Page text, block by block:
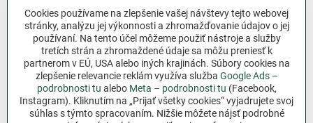
Všetko o nákupe
Ďakujeme za podporu
Sme slovenský e-shop bez dotácií​. Fungujeme len
vďaka vám – ľuďom, ktorí veria v poctivú prácu a
lásku k pôde​. Každý nákup na Jutro​.sk nám pomáha
pokračovať v tom, čo má zmysel – pomáhať
Cookies používame na zlepšenie vašej návštevy tejto webovej
stránky, analýzu jej výkonnosti a zhromažďovanie údajov o jej
používaní. Na tento účel môžeme použiť nástroje a služby
tretích strán a zhromaždené údaje sa môžu preniesť k
partnerom v EÚ, USA alebo iných krajinách. Súbory cookies na
zlepšenie relevancie reklám využíva služba Google Ads –
podrobnosti tu alebo Meta – podrobnosti tu (Facebook,
Instagram). Kliknutím na „Prijať všetky cookies“ vyjadrujete svoj
súhlas s týmto spracovaním. Nižšie môžete nájsť podrobné